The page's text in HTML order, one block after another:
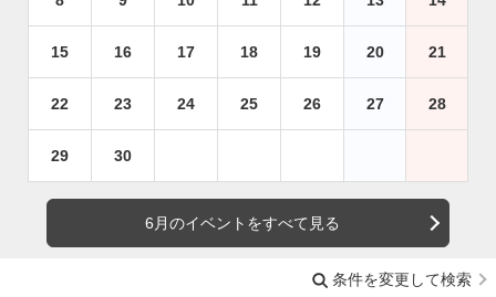
15 16 17 18 19 20 21
22 23 24 25 26 27 28
29 30
6月のイベントをすべて見る
条件を変更して検索